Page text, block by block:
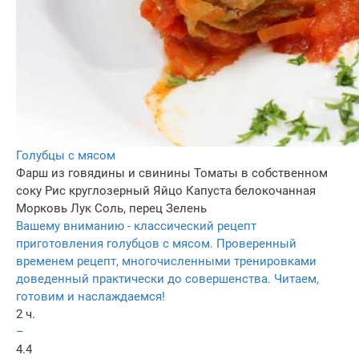
Голубцы с мясом
Фарш из говядины и свинины Томаты в собственном
соку Рис круглозерный Яйцо Капуста белокочанная
Морковь Лук Соль, перец Зелень
Вашему вниманию - классический рецепт
приготовления голубцов с мясом. Проверенный
временем рецепт, многочисленными тренировками
доведенный практически до совершенства. Читаем,
готовим и наслаждаемся!
2 ч.
–
4.4